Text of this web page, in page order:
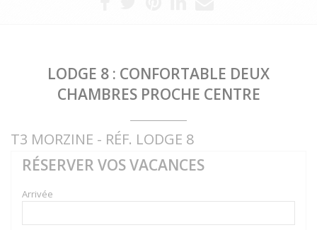
LODGE 8 : CONFORTABLE DEUX
CHAMBRES PROCHE CENTRE
T3 MORZINE - RÉF. LODGE 8
RÉSERVER VOS VACANCES
Arrivée